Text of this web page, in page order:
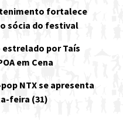
fortalece
sócia do festival
por Taís
em Cena
NTX se apresenta
feira (31)